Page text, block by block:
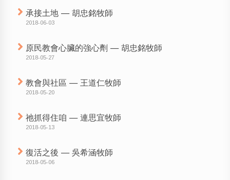
承接土地 — 胡忠銘牧師
2018-06-03
原民教會心臟的強心劑 — 胡忠銘牧師
2018-05-27
教會與社區 — 王道仁牧師
2018-05-20
祂抓得住咱 — 連思宜牧師
2018-05-13
復活之後 — 吳希涵牧師
2018-05-06